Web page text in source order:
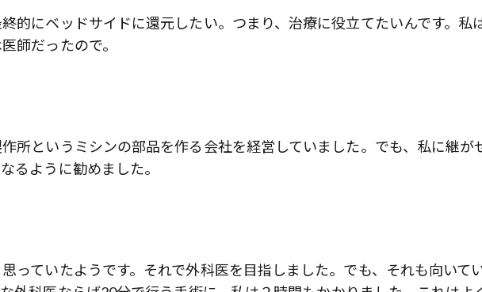
的にベッドサイドに還元したい。つまり、治療に役立てたいんです。私
師だったので。
所というミシンの部品を作る会社を経営していました。でも、私に継が
るように勧めました。
っていたようです。それで外科医を目指しました。でも、それも向いて